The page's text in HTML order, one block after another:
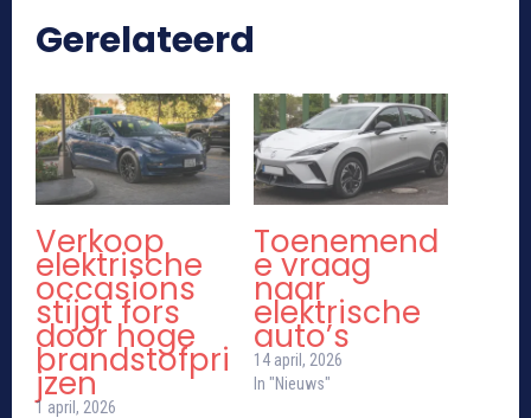
Gerelateerd
Verkoop
elektrische
occasions
stijgt fors
door hoge
brandstofpri
jzen
1 april, 2026
Toenemend
e vraag
naar
elektrische
auto’s
14 april, 2026
In "Nieuws"